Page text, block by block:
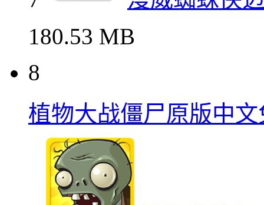
180.53 MB
8
植物大战僵尸原版中